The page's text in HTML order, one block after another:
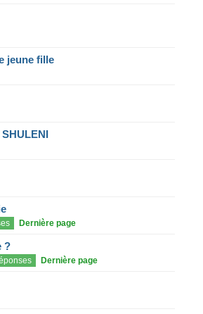
jeune fille
Dernière page
?
Dernière page